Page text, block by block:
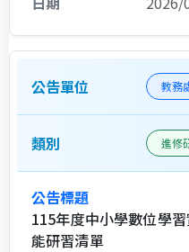
教務
進修
115年度中小學數位學
能研習清單